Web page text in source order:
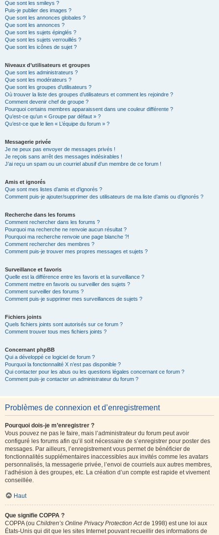
Que sont les smileys ?
Puis-je publier des images ?
Que sont les annonces globales ?
Que sont les annonces ?
Que sont les sujets épinglés ?
Que sont les sujets verrouillés ?
Que sont les icônes de sujet ?
Niveaux d’utilisateurs et groupes
Que sont les administrateurs ?
Que sont les modérateurs ?
Que sont les groupes d’utilisateurs ?
Où trouver la liste des groupes d’utilisateurs et comment les rejoindre ?
Comment devenir chef de groupe ?
Pourquoi certains membres apparaissent dans une couleur différente ?
Qu’est-ce qu’un « Groupe par défaut » ?
Qu’est-ce que le lien « L’équipe du forum » ?
Messagerie privée
Je ne peux pas envoyer de messages privés !
Je reçois sans arrêt des messages indésirables !
J’ai reçu un spam ou un courriel abusif d’un membre de ce forum !
Amis et ignorés
Que sont mes listes d’amis et d’ignorés ?
Comment puis-je ajouter/supprimer des utilisateurs de ma liste d’amis ou d’ignorés ?
Recherche dans les forums
Comment rechercher dans les forums ?
Pourquoi ma recherche ne renvoie aucun résultat ?
Pourquoi ma recherche renvoie une page blanche ?!
Comment rechercher des membres ?
Comment puis-je trouver mes propres messages et sujets ?
Surveillance et favoris
Quelle est la différence entre les favoris et la surveillance ?
Comment mettre en favoris ou surveiller des sujets ?
Comment surveiller des forums ?
Comment puis-je supprimer mes surveillances de sujets ?
Fichiers joints
Quels fichiers joints sont autorisés sur ce forum ?
Comment trouver tous mes fichiers joints ?
Concernant phpBB
Qui a développé ce logiciel de forum ?
Pourquoi la fonctionnalité X n’est pas disponible ?
Qui contacter pour les abus ou les questions légales concernant ce forum ?
Comment puis-je contacter un administrateur du forum ?
Problèmes de connexion et d’enregistrement
Pourquoi dois-je m’enregistrer ?
Vous pouvez ne pas le faire, mais l’administrateur du forum peut avoir
configuré les forums afin qu’il soit nécessaire de s’enregistrer pour poster des
messages. Par ailleurs, l’enregistrement vous permet de bénéficier de
fonctionnalités supplémentaires inaccessibles aux invités comme les avatars
personnalisés, la messagerie privée, l’envoi de courriels aux autres membres,
l’adhésion à des groupes, etc. La création d’un compte est rapide et vivement
conseillée.
Haut
Que signifie COPPA ?
COPPA (ou Children’s Online Privacy Protection Actde 1998) est une loi aux
États-Unis qui dit que les sites Internet pouvant recueillir des informations de